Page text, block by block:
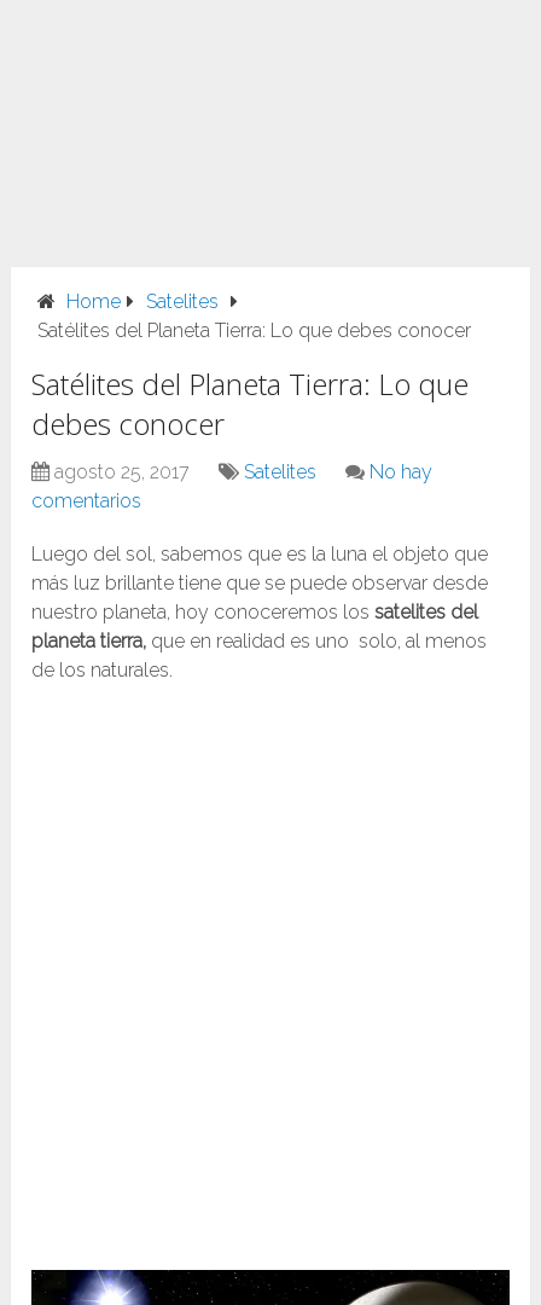
Home
Satelites
Satélites del Planeta Tierra: Lo que debes conocer
Satélites del Planeta Tierra: Lo que
debes conocer
agosto 25, 2017 Satelites
No hay
comentarios
Luego del sol, sabemos que es la luna el objeto que
más luz brillante tiene que se puede observar desde
nuestro planeta, hoy conoceremos lossatelites del
planeta tierra, que en realidad es uno solo, al menos
de los naturales.